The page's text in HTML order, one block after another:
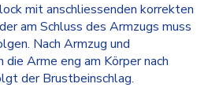
mit anschliessenden korrekten
am Schluss des Armzugs muss
Nach Armzug und
Arme eng am Körper nach
der Brustbeinschlag.